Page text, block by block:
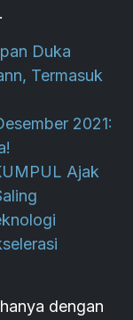
Duka
Termasuk
2021:
Ajak
dengan